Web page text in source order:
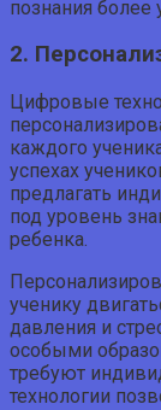
познания
2.
Цифровые
каждого
успехах
предлагать
под уровень
ребенка.
ученику
давления и
особыми
требуют
технологии